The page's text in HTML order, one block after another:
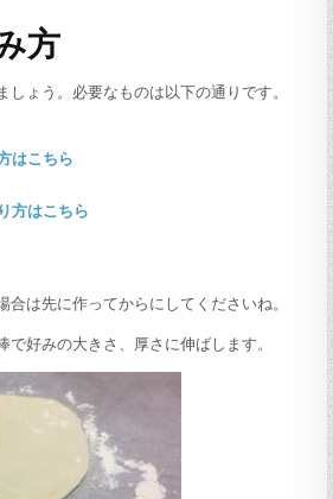
方
しょう。必要なものは以下の通りです。
はこちら
方はこちら
合は先に作ってからにしてくださいね。
で好みの大きさ、厚さに伸ばします。